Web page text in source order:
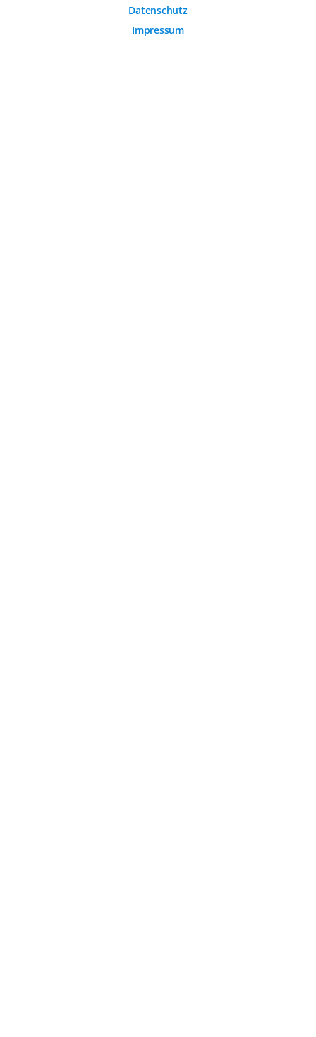
Datenschutz
Impressum
Analytische Cookies werden verwendet, um das